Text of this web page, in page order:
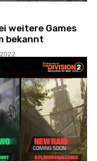
weitere Games
bekannt